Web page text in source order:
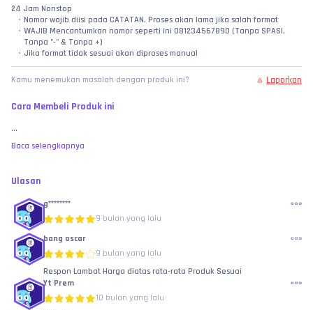
24 Jam Nonstop
Nomor wajib diisi pada CATATAN, Proses akan lama jika salah format
WAJIB Mencantumkan nomor seperti ini 081234567890 (Tanpa SPASI,
Tanpa "-" & Tanpa +)
Jika format tidak sesuai akan diproses manual
Kamu menemukan masalah dengan produk ini? Laporkan
Cara Membeli Produk ini
...
Baca selengkapnya
Ulasan
g********
9 bulan yang lalu
bang oscar
9 bulan yang lalu
Respon Lambat Harga diatas rata-rata Produk Sesuai
Yt Prem
10 bulan yang lalu